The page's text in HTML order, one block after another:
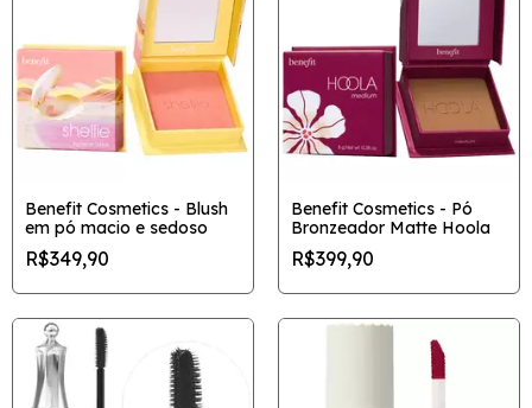
Benefit Cosmetics - Blush
em pó macio e sedoso
R$349,90
Benefit Cosmetics - Pó
Bronzeador Matte Hoola
R$399,90